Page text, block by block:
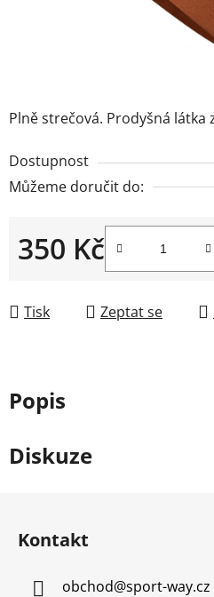
Plně strečová. Prodyšná látka
Dostupnost
Můžeme doručit do:
350 Kč
Tisk Zeptat se
Popis
Diskuze
Kontakt
obchod@sport-way.cz